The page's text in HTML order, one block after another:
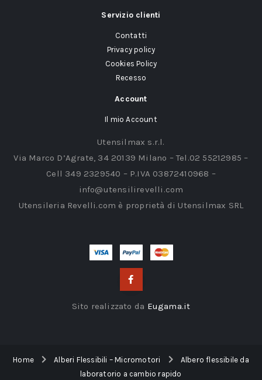
Servizio clienti
Contatti
Privacy policy
Cookies Policy
Recesso
Account
Il mio Account
Utensilmax s.r.l.
Via Marco D’Agrate, 34 20139 Milano – Tel.02 55212985 –
Cell 349 2329540 – P.IVA 03872410968 –
info@utensilirevelli.com
Utensileria Revelli.com è proprietà di Utensilmax SRL
Sito realizzato da Eugama.it
Home Alberi Flessibili – Micromotori
Albero flessibile da
laboratorio a cambio rapido